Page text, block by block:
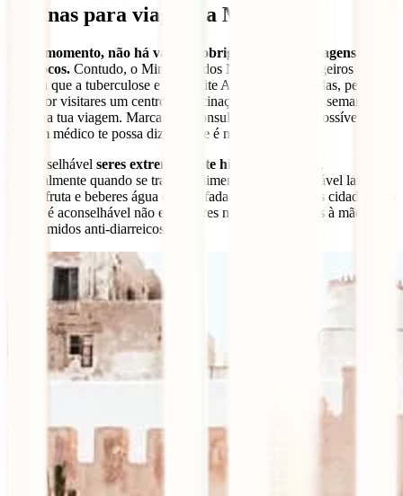
Vacinas para viagens a Marrocos
Neste momento, não há vacinas obrigatórias para viagens a
Marrocos. Contudo, o Ministério dos Negócios Estrangeiros
declara que a tuberculose e a hepatite A são recomendadas, pelo que
é melhor visitares um centro de vacinação pelo menos 3 semanas
antes da tua viagem. Marca uma consulta o mais cedo possível para
que um médico te possa dizer o que é melhor para ti.
É aconselhável seres extremamente higiénico no país
,
especialmente quando se trata de alimentos. É aconselhável lavares
bem a fruta e beberes água engarrafada fora das grandes cidades. No
Verão, é aconselhável não exagerares nas saladas e teres à mão
comprimidos anti-diarreicos.